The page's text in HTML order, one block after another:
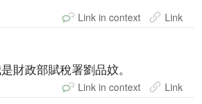
Link in context Link
財政部賦稅署劉品妏。
Link in context Link